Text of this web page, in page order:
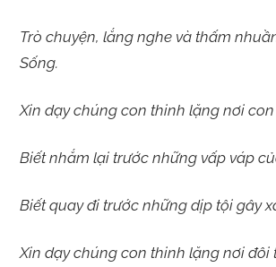
Trò chuyện, lắng nghe và thấm
Sống.
Xin dạy chúng con thinh lặng nơi con
Biết nhắm lại trước những vấp váp
Biết quay đi trước những dịp tội gây
Xin dạy chúng con thinh lặng nơi đôi